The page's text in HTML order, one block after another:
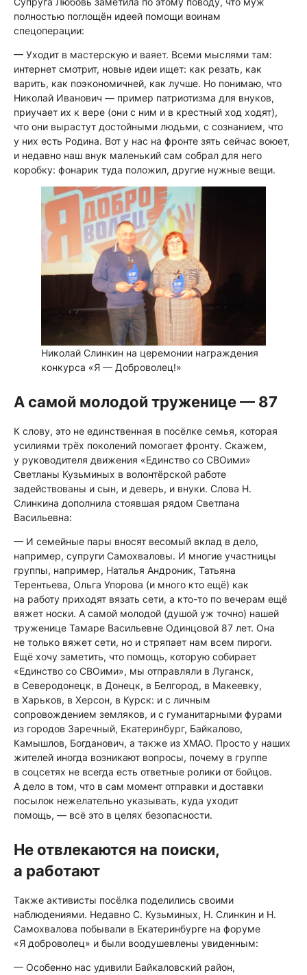
полностью поглощён идеей помощи воинам
спецоперации:
— Уходит в мастерскую и ваяет. Всеми мыслями там:
интернет смотрит, новые идеи ищет: как резать, как
варить, как поэкономичней, как лучше. Но понимаю, что
Николай Иванович — пример патриотизма для внуков,
приучает их к вере (они с ним и в крестный ход ходят),
что они вырастут достойными людьми, с сознанием, что
у них есть Родина. Вот у нас на фронте зять сейчас воюет,
и недавно наш внук маленький сам собрал для него
коробку: фонарик туда положил, другие нужные вещи.
Николай Слинкин на церемонии награждения
конкурса «Я — Доброволец!»
А самой молодой труженице — 87
К слову, это не единственная в посёлке семья, которая
усилиями трёх поколений помогает фронту. Скажем,
у руководителя движения «Единство со СВОими»
Светланы Кузьминых в волонтёрской работе
задействованы и сын, и деверь, и внуки. Слова Н.
Слинкина дополнила стоявшая рядом Светлана
Васильевна:
— И семейные пары вносят весомый вклад в дело,
например, супруги Самохваловы. И многие участницы
группы, например, Наталья Андроник, Татьяна
Терентьева, Ольга Упорова (и много кто ещё) как
на работу приходят вязать сети, а кто-то по вечерам ещё
вяжет носки. А самой молодой (душой уж точно) нашей
труженице Тамаре Васильевне Одинцовой 87 лет. Она
не только вяжет сети, но и стряпает нам всем пироги.
Ещё хочу заметить, что помощь, которую собирает
«Единство со СВОими», мы отправляли в Луганск,
в Северодонецк, в Донецк, в Белгород, в Макеевку,
в Харьков, в Херсон, в Курск: и с личным
сопровождением земляков, и с гуманитарными фурами
из городов Заречный, Екатеринбург, Байкалово,
Камышлов, Богданович, а также из ХМАО. Просто у наших
жителей иногда возникают вопросы, почему в группе
в соцсетях не всегда есть ответные ролики от бойцов.
А дело в том, что в сам момент отправки и доставки
посылок нежелательно указывать, куда уходит
помощь, — всё это в целях безопасности.
Не отвлекаются на поиски,
а работают
Также активисты посёлка поделились своими
наблюдениями. Недавно С. Кузьминых, Н. Слинкин и Н.
Самохвалова побывали в Екатеринбурге на форуме
«Я доброволец» и были воодушевлены увиденным:
— Особенно нас удивили Байкаловский район,